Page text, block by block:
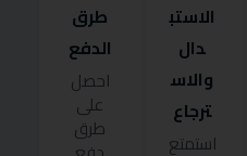
الاستب
دال
والاس
ترجاع
استمتع
طرق
الدفع
احصل
على
طرق